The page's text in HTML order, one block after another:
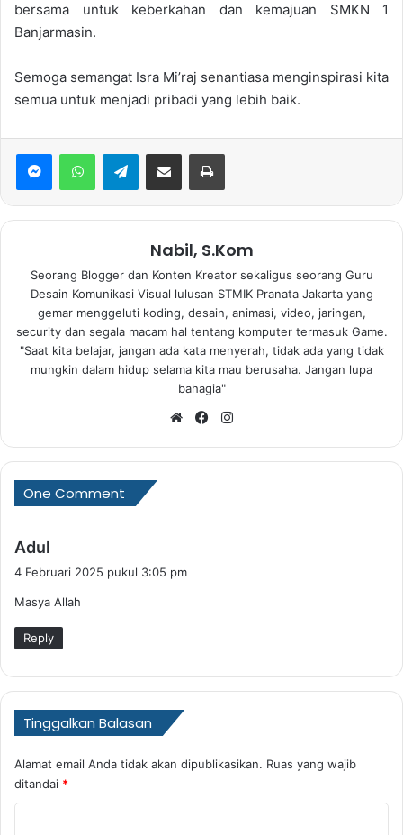
bersama untuk keberkahan dan kemajuan SMKN 1
Banjarmasin.
Semoga semangat Isra Mi’raj senantiasa menginspirasi kita
semua untuk menjadi pribadi yang lebih baik.
WhatsAppTelegramBagikan via Email Print
Nabil, S.Kom
Seorang Blogger dan Konten Kreator sekaligus seorang Guru
Desain Komunikasi Visual lulusan STMIK Pranata Jakarta yang
gemar menggeluti koding, desain, animasi, video, jaringan,
security dan segala macam hal tentang komputer termasuk Game.
"Saat kita belajar, jangan ada kata menyerah, tidak ada yang tidak
mungkin dalam hidup selama kita mau berusaha. Jangan lupa
bahagia"
WebsiteFacebook
One Comment
Adul
k
a
t
:
4 Februari 2025 pukul 3:05 pm
Masya Allah
Reply
Tinggalkan Balasan
Alamat email Anda tidak akan dipublikasikan. Ruas yang wajib
ditandai *